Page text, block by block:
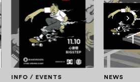
INFO / EVENTS NEWS